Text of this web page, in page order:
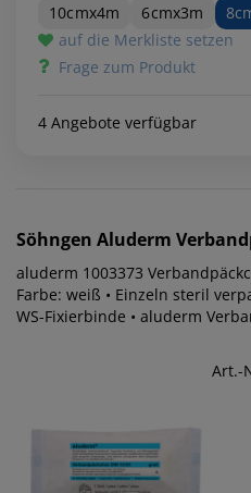
10cmx4m
6cmx3m
auf die Merkliste setzen
Frage zum Produkt
4 Angebote verfügbar
Söhngen Aluderm
aluderm 1003373 Verbandpäckchen groß • Inhalt: DIN 13151 •
Farbe: weiß • Einzeln steril
WS-Fixierbinde • aluderm
Art.-